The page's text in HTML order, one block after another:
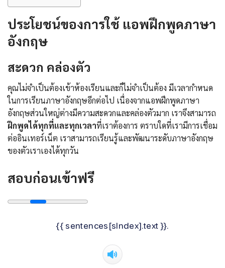
ประโยชน์ของการใช้ แอพฝึกพูดภาษา
อังกฤษ
สะดวก คล่องตัว
คุณไม่จำเป็นต้องเข้าห้องเรียนและก็ไม่จำเป็นต้อง มีเวลากำหนด
ในการเรียนภาษาอังกฤษอีกต่อไป เนื่องจากแอพฝึกพูดภาษา
อังกฤษส่วนใหญ่ต่างมีความสะดวกและคล่องตัวมาก เราจึงสามารถ
ฝึกพูดได้ทุกที่และทุกเวลาที่เราต้องการ ตราบใดที่เรามีการเชื่อม
ต่ออินเทอร์เน็ต เราสามารถเรียนรู้และพัฒนาระดับภาษาอังกฤษ
ของตัวเราเองได้ทุกวัน
สอบก่อนเข้าฟรี
{{ sentences[sIndex].text }}.